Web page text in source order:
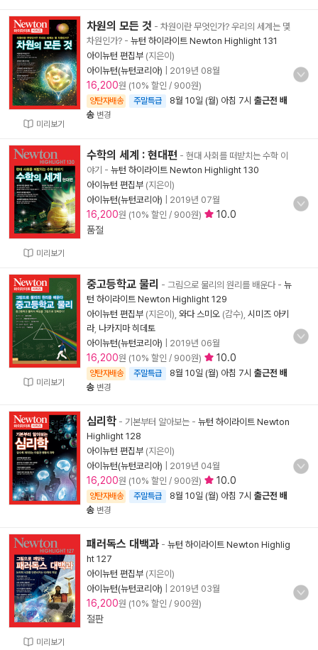
미리보기
차원의 모든 것 - 차원이란 무엇인가? 우리의 세계는 몇
차원인가? - 뉴턴 하이라이트 Newton Highlight 131
아이뉴턴 편집부 (지은이)
아이뉴턴(뉴턴코리아)
2019년 08월
16,200원 (10% 할인 / 900원)
양탄자배송 주말특급 8월 10일 (월) 아침 7시 출근전 배
송 변경
미리보기
수학의 세계 : 현대편 - 현대 사회를 떠받치는 수학 이
야기 - 뉴턴 하이라이트 Newton Highlight 130
아이뉴턴 편집부 (지은이)
아이뉴턴(뉴턴코리아)
2019년 07월
16,200원 (10% 할인 / 900원)
10.0
품절
미리보기
중고등학교 물리 - 그림으로 물리의 원리를 배운다- 뉴
턴 하이라이트 Newton Highlight 129
아이뉴턴 편집부 (지은이), 와다 스미오 (감수), 시미즈 아키
라, 나카지마 히데토
아이뉴턴(뉴턴코리아)
2019년 06월
16,200원 (10% 할인 / 900원) 10.0
양탄자배송 주말특급 8월 10일 (월) 아침 7시 출근전 배
송 변경
심리학 - 기본부터 알아보는 - 뉴턴 하이라이트 Newton
Highlight 128
아이뉴턴 편집부 (지은이)
아이뉴턴(뉴턴코리아)
2019년 04월
16,200원 (10% 할인 / 900원) 10.0
양탄자배송 주말특급 8월 10일 (월) 아침 7시 출근전 배
송 변경
미리보기
패러독스 대백과 - 뉴턴 하이라이트 Newton Highlig
ht 127
아이뉴턴 편집부 (지은이)
아이뉴턴(뉴턴코리아)
2019년 03월
16,200원 (10% 할인 / 900원)
절판